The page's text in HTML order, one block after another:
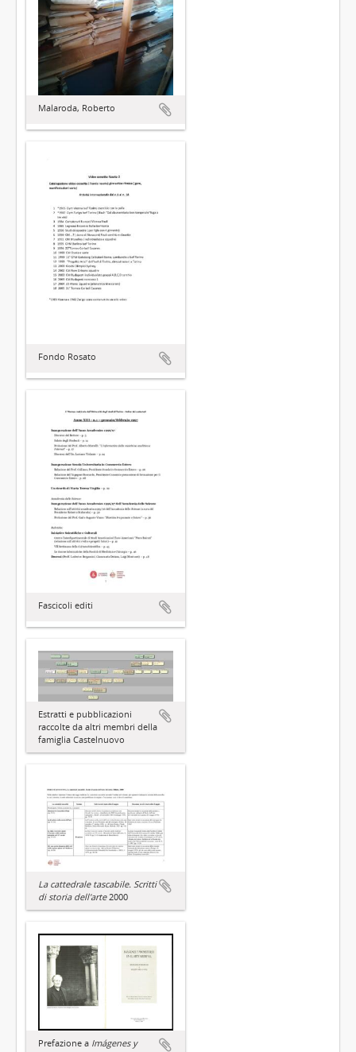
Malaroda, Roberto
Fondo Rosato
Fascicoli editi
Estratti e pubblicazioni
raccolte da altri membri della
famiglia Castelnuovo
La cattedrale tascabile. Scritti
di storia dell'arte2000
Prefazione a Imágenes y